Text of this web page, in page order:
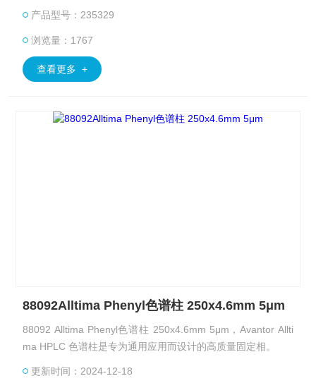
产品型号：235329
浏览量：1767
查看更多 +
88092Alltima Phenyl色谱柱 250x4.6mm 5μm
88092 Alltima Phenyl色谱柱 250x4.6mm 5μm，Avantor Allti
ma HPLC 色谱柱是专为通用应用而设计的高质量固定相。
更新时间：2024-12-18